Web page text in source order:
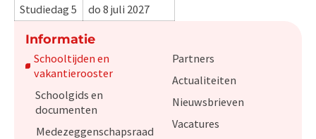
Studiedag 5
do 8 juli 2027
Informatie
Schooltijden en
vakantierooster
Schoolgids en
documenten
Medezeggenschapsraad
Partners
Actualiteiten
Nieuwsbrieven
Vacatures